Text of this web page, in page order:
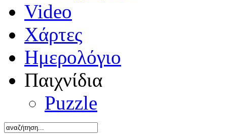
Video
Χάρτες
Ημερολόγιο
Παιχνίδια
Puzzle